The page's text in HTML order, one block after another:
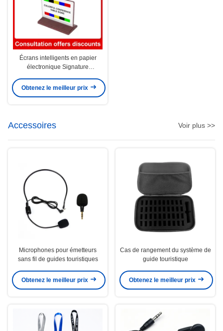
Écrans intelligents en papier
électronique Signature
Obtenez le meilleur prix
Accessoires Voir plus >>
Microphones pour émetteurs
sans fil de guides touristiques
Obtenez le meilleur prix
Cas de rangement du système de
guide touristique
Obtenez le meilleur prix